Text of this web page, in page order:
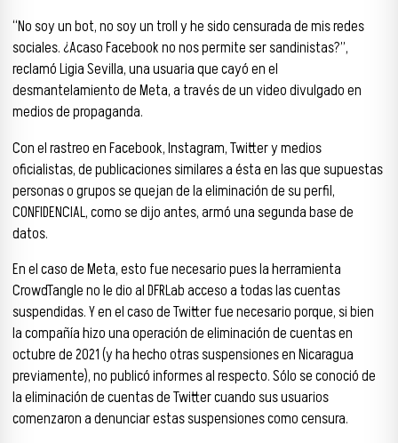
“No soy un bot, no soy un troll y he sido censurada de mis redes
sociales. ¿Acaso Facebook no nos permite ser sandinistas?”,
reclamó Ligia Sevilla, una usuaria que cayó en el
desmantelamiento de Meta, a través de un video divulgado en
medios de propaganda.
Con el rastreo en Facebook, Instagram, Twitter y medios
oficialistas, de publicaciones similares a ésta en las que supuestas
personas o grupos se quejan de la eliminación de su perfil,
CONFIDENCIAL, como se dijo antes, armó una segunda base de
datos.
En el caso de Meta, esto fue necesario pues la herramienta
CrowdTangle no le dio al DFRLab acceso a todas las cuentas
suspendidas. Y en el caso de Twitter fue necesario porque, si bien
la compañía hizo una operación de eliminación de cuentas en
octubre de 2021 (y ha hecho otras suspensiones en Nicaragua
previamente), no publicó informes al respecto. Sólo se conoció de
la eliminación de cuentas de Twitter cuando sus usuarios
comenzaron a denunciar estas suspensiones como censura.